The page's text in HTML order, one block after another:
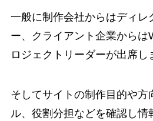
一般に制作会社からはディレ
ー、クライアント企業からは
ロジェクトリーダーが出席し
そしてサイトの制作目的や方
ル、役割分担などを確認し情